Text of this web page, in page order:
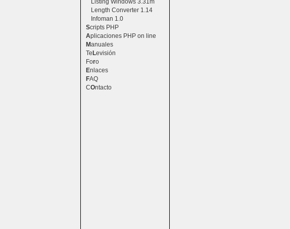
Length Converter 1.14
Infoman 1.0
Scripts PHP
Aplicaciones PHP on line
Manuales
TeLevisión
Foro
Enlaces
FAQ
COntacto